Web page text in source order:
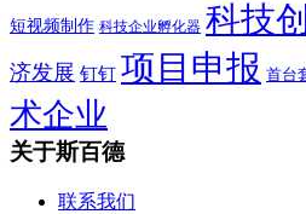
短视频制作 科技企业孵化器 科技
济发展 钉钉 项目申报 首台
术企业
关于斯百德
联系我们